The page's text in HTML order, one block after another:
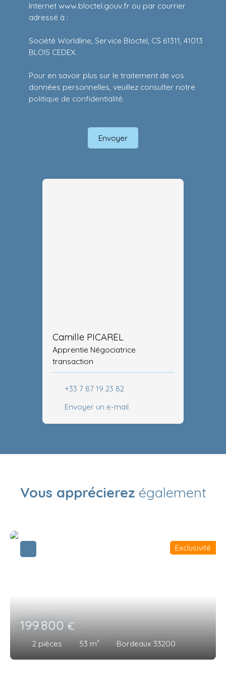
Internet www.bloctel.gouv.fr ou par courrier
adressé à :
Société Worldline, Service Bloctel, CS 61311, 41013
BLOIS CEDEX.
Pour en savoir plus sur le traitement de vos
données personnelles, veuillez consulter notre
politique de confidentialité.
Envoyer
Camille PICAREL
Apprentie Négociatrice
transaction
+33 7 87 19 23 82
Envoyer un e-mail
Vous apprécierez également
199 800€
2 pièces 53 m² Bordeaux 33200
Exclusivité